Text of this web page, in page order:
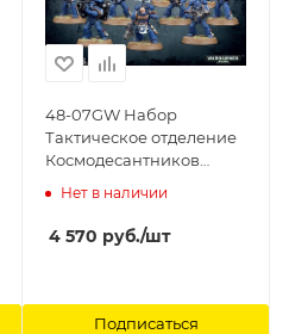
48-07GW Набор
Тактическое отделение
Космодесантников
(Space Marine Tactical
Нет в наличии
4 570 руб./шт
Подписаться